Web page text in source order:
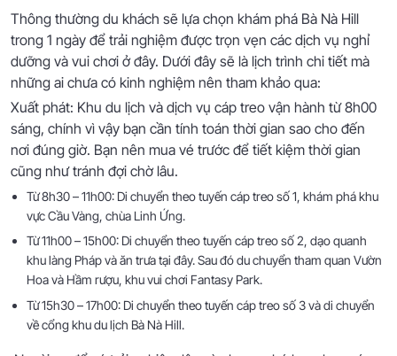
Thông thường du khách sẽ lựa chọn khám phá Bà Nà Hill
trong 1 ngày để trải nghiệm được trọn vẹn các dịch vụ nghỉ
dưỡng và vui chơi ở đây. Dưới đây sẽ là lịch trình chi tiết mà
những ai chưa có kinh nghiệm nên tham khảo qua:
Xuất phát: Khu du lịch và dịch vụ cáp treo vận hành từ 8h00
sáng, chính vì vậy bạn cần tính toán thời gian sao cho đến
nơi đúng giờ. Bạn nên mua vé trước để tiết kiệm thời gian
cũng như tránh đợi chờ lâu.
Từ 8h30 – 11h00: Di chuyển theo tuyến cáp treo số 1, khám phá khu
vực Cầu Vàng, chùa Linh Ứng.
Từ 11h00 – 15h00: Di chuyển theo tuyến cáp treo số 2, dạo quanh
khu làng Pháp và ăn trưa tại đây. Sau đó du chuyển tham quan Vườn
Hoa và Hầm rượu, khu vui chơi Fantasy Park.
Từ 15h30 – 17h00: Di chuyển theo tuyến cáp treo số 3 và di chuyển
về cổng khu du lịch Bà Nà Hill.